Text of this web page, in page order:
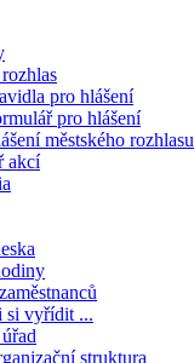
pro hlášení
pro hlášení
městského rozhlasu
akcí
si vyřídit ...
struktura